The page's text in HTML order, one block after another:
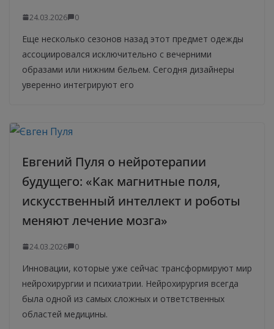
24.03.2026 0
Еще несколько сезонов назад этот предмет одежды
ассоциировался исключительно с вечерними
образами или нижним бельем. Сегодня дизайнеры
уверенно интегрируют его
Евгений Пуля о нейротерапии
будущего: «Как магнитные поля,
искусственный интеллект и роботы
меняют лечение мозга»
24.03.2026 0
Инновации, которые уже сейчас трансформируют мир
нейрохирургии и психиатрии. Нейрохирургия всегда
была одной из самых сложных и ответственных
областей медицины.